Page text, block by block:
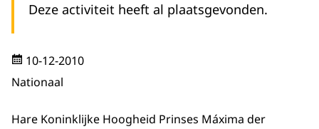
Deze activiteit heeft al plaatsgevonden.
10-12-2010
Nationaal
Hare Koninklijke Hoogheid Prinses Máxima der